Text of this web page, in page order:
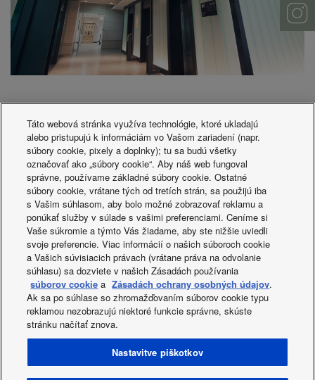
Areeya Property PLC is a publicly listed Bangkok-based
property developer established in 2000. As well as selling
land for development, the company builds residential
dwellings and sells already developed residential real
estate. Today the company focuses on selling modern-
styled townhouses and condominiums located centrally in
Bangkok.
Facebook Instagram Youtube
LinkedIn
Stopite v stik z nami
Pravilnik o zasebnosti
Pravilnik o uporabi piškotkov
Táto webová stránka využíva technológie, ktoré ukladajú
alebo pristupujú k informáciám vo Vašom zariadení (napr.
súbory cookie, pixely a doplnky); tu sa budú všetky
označovať ako „súbory cookie“. Aby náš web fungoval
správne, používame základné súbory cookie. Ostatné
súbory cookie, vrátane tých od tretích strán, sa použijú iba
s Vašim súhlasom, aby bolo možné zobrazovať reklamu a
ponúkať služby v súlade s vašimi preferenciami. Ceníme si
Vaše súkromie a týmto Vás žiadame, aby ste nižšie uviedli
svoje preferencie. Viac informácií o našich súboroch cookie
a Vašich súvisiacich právach (vrátane práva na odvolanie
súhlasu) sa dozviete v našich Zásadách používania
súborov cookie a Zásadách ochrany osobných údajov.
Ak sa po súhlase so zhromažďovaním súborov cookie typu
reklamou nezobrazujú niektoré funkcie správne, skúste
stránku načítať znova.
Nastavitve piškotkov